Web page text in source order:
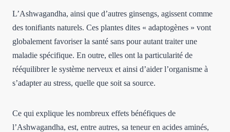
L’Ashwagandha, ainsi que d’autres ginsengs, agissent comme
des tonifiants naturels. Ces plantes dites « adaptogènes » vont
globalement favoriser la santé sans pour autant traiter une
maladie spécifique. En outre, elles ont la particularité de
rééquilibrer le système nerveux et ainsi d’aider l’organisme à
s’adapter au stress, quelle que soit sa source.
Ce qui explique les nombreux effets bénéfiques de
l’Ashwagandha, est, entre autres, sa teneur en acides aminés,